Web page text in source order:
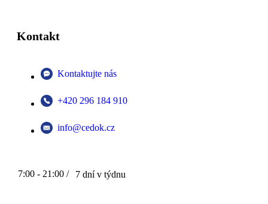
Kontakt
Kontaktujte nás
+420 296 184 910
info@cedok.cz
7:00 - 21:00 / 7 dní v týdnu